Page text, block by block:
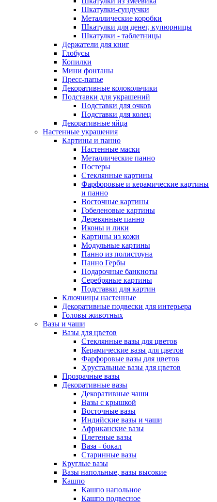
Шкатулки-сундучки
Металлические коробки
Шкатулки для денег, купюрницы
Шкатулки - таблетницы
Держатели для книг
Глобусы
Копилки
Мини фонтаны
Пресс-папье
Декоративные колокольчики
Подставки для украшений
Подставки для очков
Подставки для колец
Декоративные яйца
Настенные украшения
Картины и панно
Настенные маски
Металлические панно
Постеры
Стеклянные картины
Фарфоровые и керамические картины
и панно
Восточные картины
Гобеленовые картины
Деревянные панно
Иконы и лики
Картины из кожи
Модульные картины
Панно из полистоуна
Панно Гербы
Подарочные банкноты
Серебряные картины
Подставки для картин
Ключницы настенные
Декоративные подвески для интерьера
Головы животных
Вазы и чаши
Вазы для цветов
Стеклянные вазы для цветов
Керамические вазы для цветов
Фарфоровые вазы для цветов
Хрустальные вазы для цветов
Прозрачные вазы
Декоративные вазы
Декоративные чаши
Вазы с крышкой
Восточные вазы
Индийские вазы и чаши
Африканские вазы
Плетеные вазы
Ваза - бокал
Старинные вазы
Круглые вазы
Вазы напольные, вазы высокие
Кашпо
Кашпо напольное
Кашпо подвесное